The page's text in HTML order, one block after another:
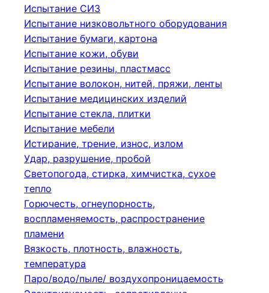
Испытание СИЗ
Испытание низковольтного оборудования
Испытание бумаги, картона
Испытание кожи, обуви
Испытание резины, пластмасс
Испытание волокон, нитей, пряжи, ленты
Испытание медицинских изделий
Испытание стекла, плитки
Испытание мебели
Истирание, трение, износ, излом
Удар, разрушение, пробой
Светопогода, стирка, химчистка, сухое
тепло
Горючесть, огнеупорность,
воспламеняемость, распространение
пламени
Вязкость, плотность, влажность,
температура
Паро/водо/пыле/ воздухопроницаемость